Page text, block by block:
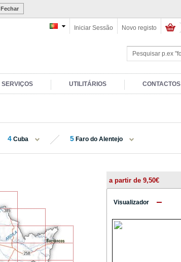
Fechar
Novo registo
Iniciar Sessão
SERVIÇOS UTILITÁRIOS CONTACTOS
4 Cuba 5 Faro do Alentejo
a partir de 9,50€
Visualizador